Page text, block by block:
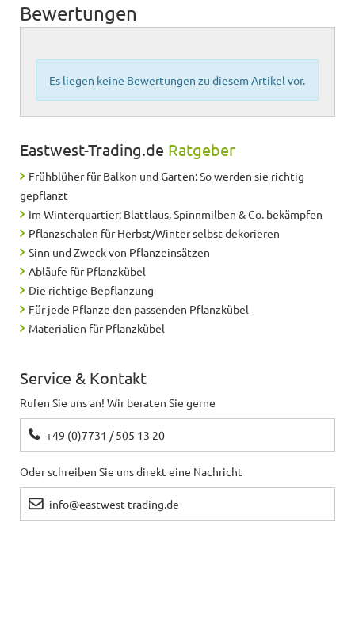
Bewertungen
Es liegen keine Bewertungen zu diesem Artikel vor.
Eastwest-Trading.de Ratgeber
Frühblüher für Balkon und Garten: So werden sie richtig
gepflanzt
Im Winterquartier: Blattlaus, Spinnmilben & Co. bekämpfen
Pflanzschalen für Herbst/Winter selbst dekorieren
Sinn und Zweck von Pflanzeinsätzen
Abläufe für Pflanzkübel
Die richtige Bepflanzung
Für jede Pflanze den passenden Pflanzkübel
Materialien für Pflanzkübel
Service & Kontakt
Rufen Sie uns an! Wir beraten Sie gerne
+49 (0)7731 / 505 13 20
Oder schreiben Sie uns direkt eine Nachricht
info@eastwest-trading.de